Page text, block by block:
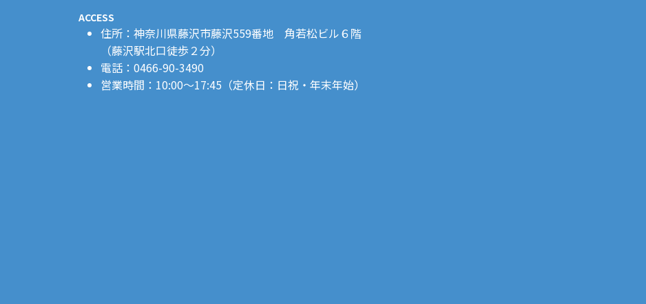
ACCESS
住所：神奈川県藤沢市藤沢559番地 角若松ビル６階
（藤沢駅北口徒歩２分）
電話：0466-90-3490
営業時間：10:00〜17:45（定休日：日祝・年末年始）